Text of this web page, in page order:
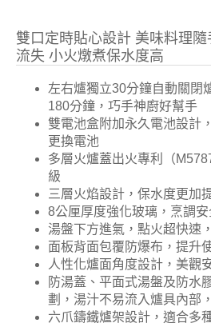
雙口定時貼心設計 美味料理
流失 小火燉煮保水度高
左右爐獨立30分鐘自動關閉
180分鐘，巧手神廚好幫手
雙電池盒附加永久電池設計
更換電池
多層火爐蓋出火專利（
級
三層火焰設計，保水度更加
8公厘厚度強化玻璃，烹調
湯盤下方進氣，點火超快速
面板背面包覆防爆布，提升
人性化爐面角度設計，美觀
防湯蓋、平面式湯盤及防水
劃，湯汁不易流入爐具內部
六爪鑄鐵爐架設計，適合多